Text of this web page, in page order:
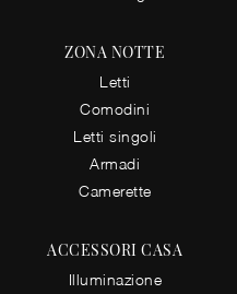
ZONA NOTTE
Letti
Comodini
Letti singoli
Armadi
Camerette
ACCESSORI CASA
Illuminazione